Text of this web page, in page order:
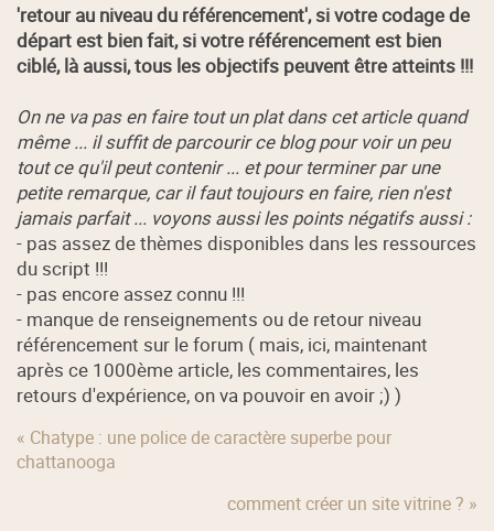
'retour au niveau du référencement', si votre codage de
départ est bien fait, si votre référencement est bien
ciblé, là aussi, tous les objectifs peuvent être atteints !!!
On ne va pas en faire tout un plat dans cet article quand
même ... il suffit de parcourir ce blog pour voir un peu
tout ce qu'il peut contenir ... et pour terminer par une
petite remarque, car il faut toujours en faire, rien n'est
jamais parfait ... voyons aussi les points négatifs aussi :
- pas assez de thèmes disponibles dans les ressources
du script !!!
- pas encore assez connu !!!
- manque de renseignements ou de retour niveau
référencement sur le forum ( mais, ici, maintenant
après ce 1000ème article, les commentaires, les
retours d'expérience, on va pouvoir en avoir ;) )
« Chatype : une police de caractère superbe pour
chattanooga
comment créer un site vitrine ? »